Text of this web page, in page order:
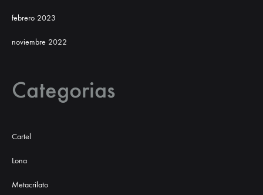
febrero 2023
noviembre 2022
Categorias
Cartel
Lona
Metacrilato